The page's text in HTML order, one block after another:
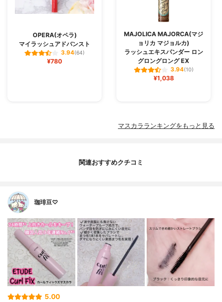
OPERA(オペラ)
マイラッシュアドバンスト
3.94(64)
¥780
MAJOLICA MAJORCA(マジ
ョリカ マジョルカ)
ラッシュエキスパンダー ロン
グロングロング EX
3.94(10)
¥1,038
マスカラランキングをもっと見る
関連おすすめクチコミ
珈琲豆♡
5.00